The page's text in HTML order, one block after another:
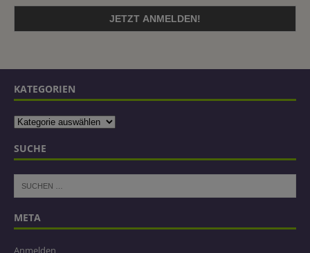
KATEGORIEN
SUCHE
META
Anmelden